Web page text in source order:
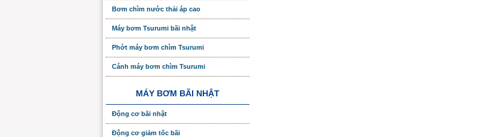
Bơm chìm nước thải áp cao
Máy bơm Tsurumi bãi nhật
Phớt máy bơm chìm Tsurumi
Cánh máy bơm chìm Tsurumi
MÁY BƠM BÃI NHẬT
Động cơ bãi nhật
Động cơ giảm tốc bãi